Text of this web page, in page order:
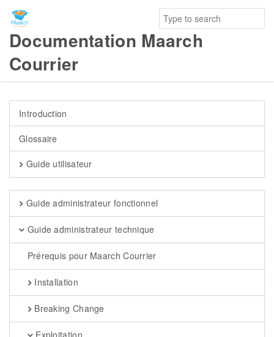
Documentation Maarch
Courrier
Introduction
Glossaire
Guide utilisateur
Guide administrateur fonctionnel
Guide administrateur technique
Prérequis pour Maarch Courrier
Installation
Breaking Change
Exploitation